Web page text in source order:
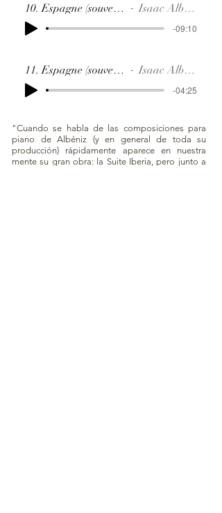
10. Espagne (souvenirs) Isaac Albéniz
-09:10
11. Espagne (souvenirs) Isaac Albéniz
-04:25
"Cuando se habla de las composiciones para
piano de Albéniz (y en general de toda su
producción) rápidamente aparece en nuestra
mente su gran obra: la Suite Iberia, pero junto a